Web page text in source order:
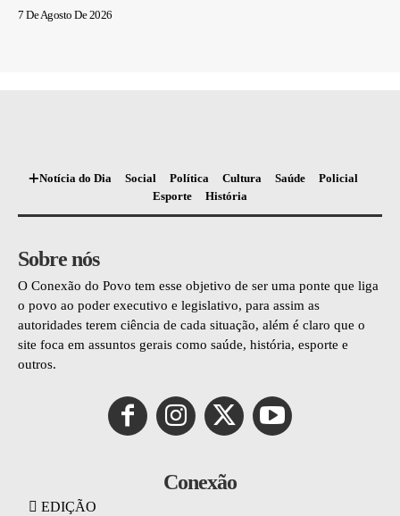
7 De Agosto De 2026
Notícia do Dia Social Política Cultura Saúde
Policial
Esporte
História
Sobre nós
O Conexão do Povo tem esse objetivo de ser uma ponte que liga
o povo ao poder executivo e legislativo, para assim as
autoridades terem ciência de cada situação, além é claro que o
site foca em assuntos gerais como saúde, história, esporte e
outros.
Conexão
EDIÇÃO